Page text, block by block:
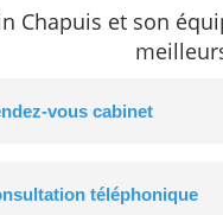
Chapuis et son
vous cabinet
téléphonique